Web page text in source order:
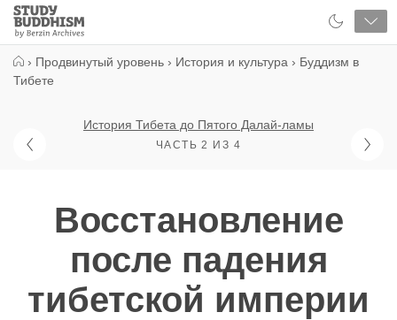
Close
Study
Buddhism
› Продвинутый уровень › История и культура › Буддизм в
Тибете
История Тибета до Пятого Далай-ламы
ЧАСТЬ 2 ИЗ 4
Восстановление
после падения
тибетской империи